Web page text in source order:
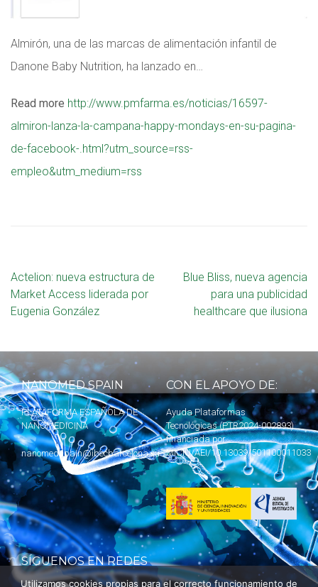
Almirón, una de las marcas de alimentación infantil de
Danone Baby Nutrition, ha lanzado en…
Read more http://www.pmfarma.es/noticias/16597-
almiron-lanza-la-campana-happy-mondays-en-su-pagina-
de-facebook-.html?utm_source=rss-
empleo&utm_medium=rss
Actelion: nueva estructura de
Market Access liderada por
Eugenia González
Blue Bliss, nueva agencia
para una publicidad
healthcare que ilusiona
NANOMED SPAIN
PLATAFORMA ESPAÑOLA DE
NANOMEDICINA
nanomedspain@ibecbarcelona.eu
CON EL APOYO DE:
Ayuda Plataformas
Tecnológicas (PTR2024-002893)
financiada por
MICIU/AEI/10.13039/501100011033
SÍGUENOS EN REDES
Utilizamos cookies propias para el correcto funcionamiento de